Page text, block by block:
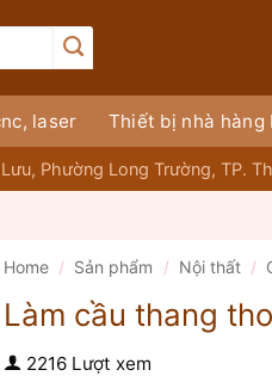
laser Thiết bị nhà hàng
Phường Long Trường, TP.
Home / Sản phẩm / Nội thất /
Làm cầu thang
2216 Lượt xem